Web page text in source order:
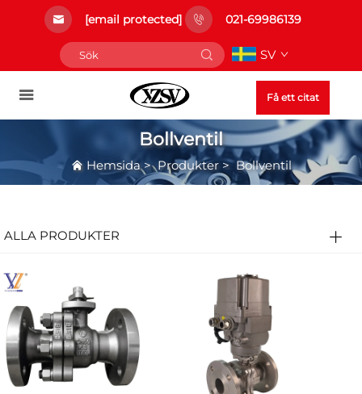
[email protected] 021-69986139
SV
Få ett citat
Bollventil
Hemsida>Produkter>Bollventil
ALLA PRODUKTER